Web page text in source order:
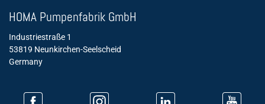
HOMA Pumpenfabrik GmbH
Industriestraße 1
53819 Neunkirchen-Seelscheid
Germany